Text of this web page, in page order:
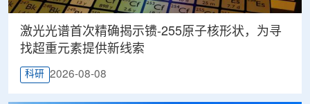
激光光谱首次精确揭示镄-255原子核形状，为寻
找超重元素提供新线索
科研 2026-08-08